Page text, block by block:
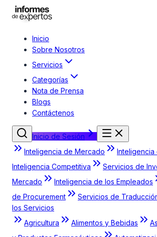
Inicio
Sobre Nosotros
Servicios
Categorías
Nota de Prensa
Blogs
Contáctenos
Inicio de Sesión
Inteligencia de Mercado
Inteligencia
Inteligencia Competitiva
Servicios de
Mercado
Inteligencia de los Empleados
de Procurement
Servicios de
los Servicios
Agricultura
Alimentos y Bebidas